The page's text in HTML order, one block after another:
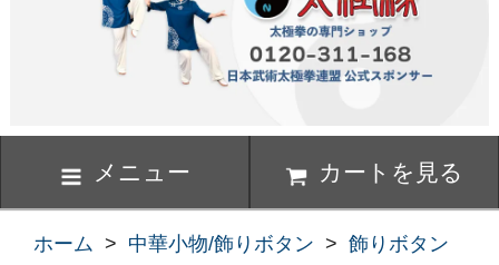
メニュー カートを見る
ホーム > 中華小物/飾りボタン > 飾りボタン